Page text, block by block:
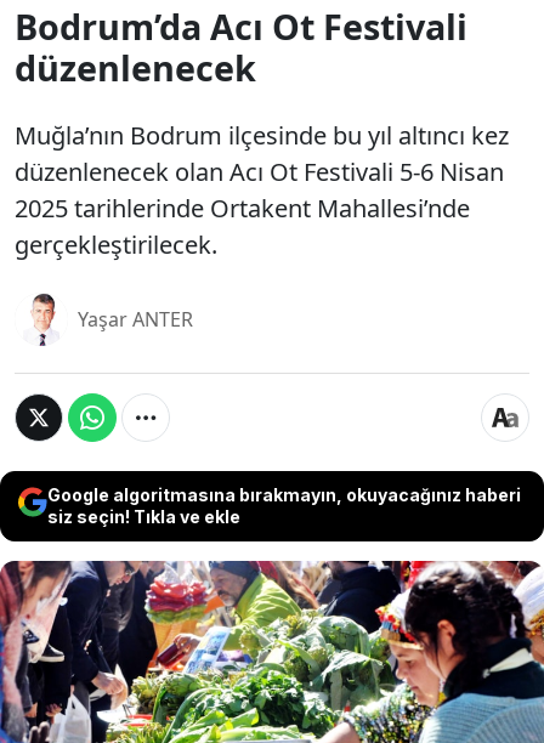
Bodrum’da Acı Ot Festivali
düzenlenecek
Muğla’nın Bodrum ilçesinde bu yıl altıncı kez
düzenlenecek olan Acı Ot Festivali 5-6 Nisan
2025 tarihlerinde Ortakent Mahallesi’nde
gerçekleştirilecek.
Yaşar ANTER
Google algoritmasına bırakmayın, okuyacağınız haberi
siz seçin! Tıkla ve ekle
Muğla’nın Bodrum ilçesinde bu yıl altıncı
kez düzenlenecek olan Acı Ot Festivali 5-6
Nisan 2025 tarihlerinde Ortakent